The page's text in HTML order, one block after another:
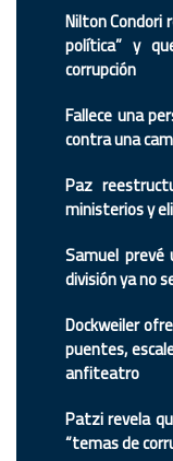
Nilton Condori
política” y
corrupción
Fallece una
contra una
Paz
ministerios y
Samuel
división ya no
Dockweiler
puentes,
anfiteatro
Patzi revela
“temas de